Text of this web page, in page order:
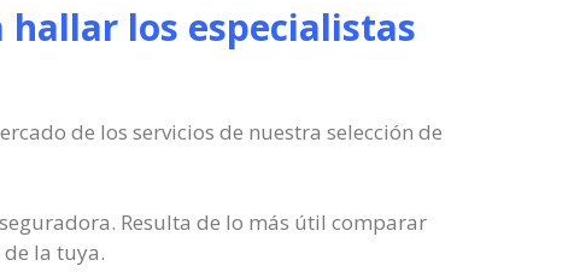
los especialistas
de los servicios de nuestra selección de
Resulta de lo más útil comparar
la tuya.